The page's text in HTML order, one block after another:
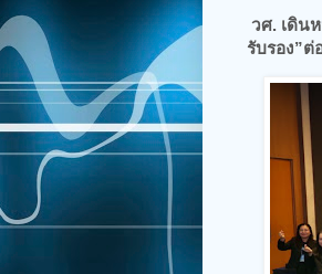
วศ. เดิน
รับรอง”